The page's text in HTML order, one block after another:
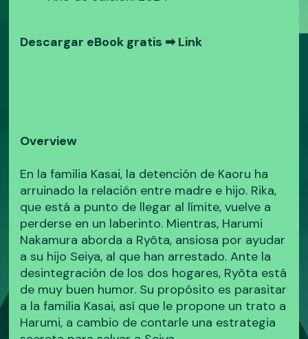
Descargar eBook gratis ➡ Link
Overview
En la familia Kasai, la detención de Kaoru ha
arruinado la relación entre madre e hijo. Rika,
que está a punto de llegar al límite, vuelve a
perderse en un laberinto. Mientras, Harumi
Nakamura aborda a Ryôta, ansiosa por ayudar
a su hijo Seiya, al que han arrestado. Ante la
desintegración de los dos hogares, Ryôta está
de muy buen humor. Su propósito es parasitar
a la familia Kasai, así que le propone un trato a
Harumi, a cambio de contarle una estrategia